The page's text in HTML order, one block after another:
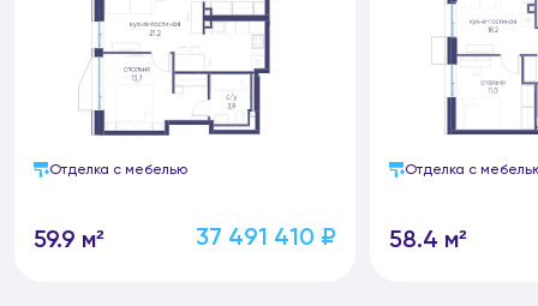
Отделка с мебелью
59.9 м² 37 491 410 ₽
Отделка с
58.4 м²